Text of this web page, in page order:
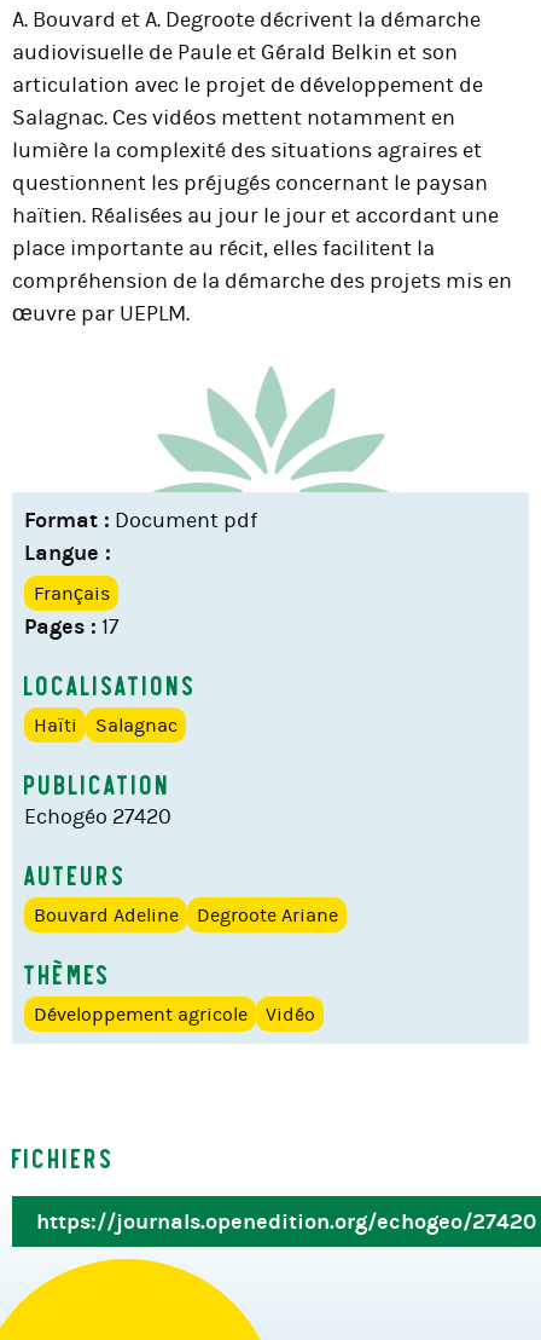
A. Bouvard et A. Degroote décrivent la démarche
audiovisuelle de Paule et Gérald Belkin et son
articulation avec le projet de développement de
Salagnac. Ces vidéos mettent notamment en
lumière la complexité des situations agraires et
questionnent les préjugés concernant le paysan
haïtien. Réalisées au jour le jour et accordant une
place importante au récit, elles facilitent la
compréhension de la démarche des projets mis en
œuvre par UEPLM.
Format : Document pdf
Langue :
Français
Pages : 17
Localisations
Haïti Salagnac
Publication
Echogéo 27420
Auteurs
Bouvard Adeline Degroote Ariane
Thèmes
Développement agricole Vidéo
Fichiers
https://journals.openedition.org/echogeo/27420